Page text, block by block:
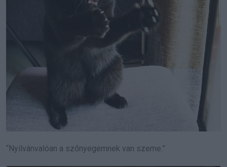
“Nyilvánvalóan a szőnyegemnek van szeme.”